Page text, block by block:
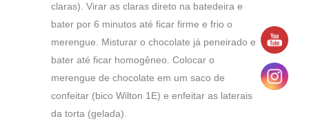
claras). Virar as claras direto na batedeira e
bater por 6 minutos até ficar firme e frio o
merengue. Misturar o chocolate já peneirado e
bater até ficar homogêneo. Colocar o
merengue de chocolate em um saco de
confeitar (bico Wilton 1E) e enfeitar as laterais
da torta (gelada).